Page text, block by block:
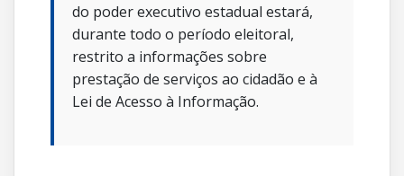
do poder executivo estadual estará,
durante todo o período eleitoral,
restrito a informações sobre
prestação de serviços ao cidadão e à
Lei de Acesso à Informação.